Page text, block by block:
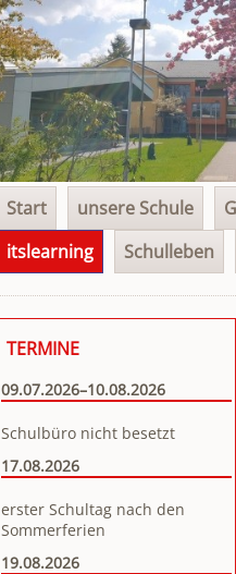
Navigation
überspringen
Start unsere Schule
itslearning
Schulleben
TERMINE
09.07.2026–10.08.2026
Schulbüro nicht besetzt
17.08.2026
erster Schultag nach den
Sommerferien
19.08.2026